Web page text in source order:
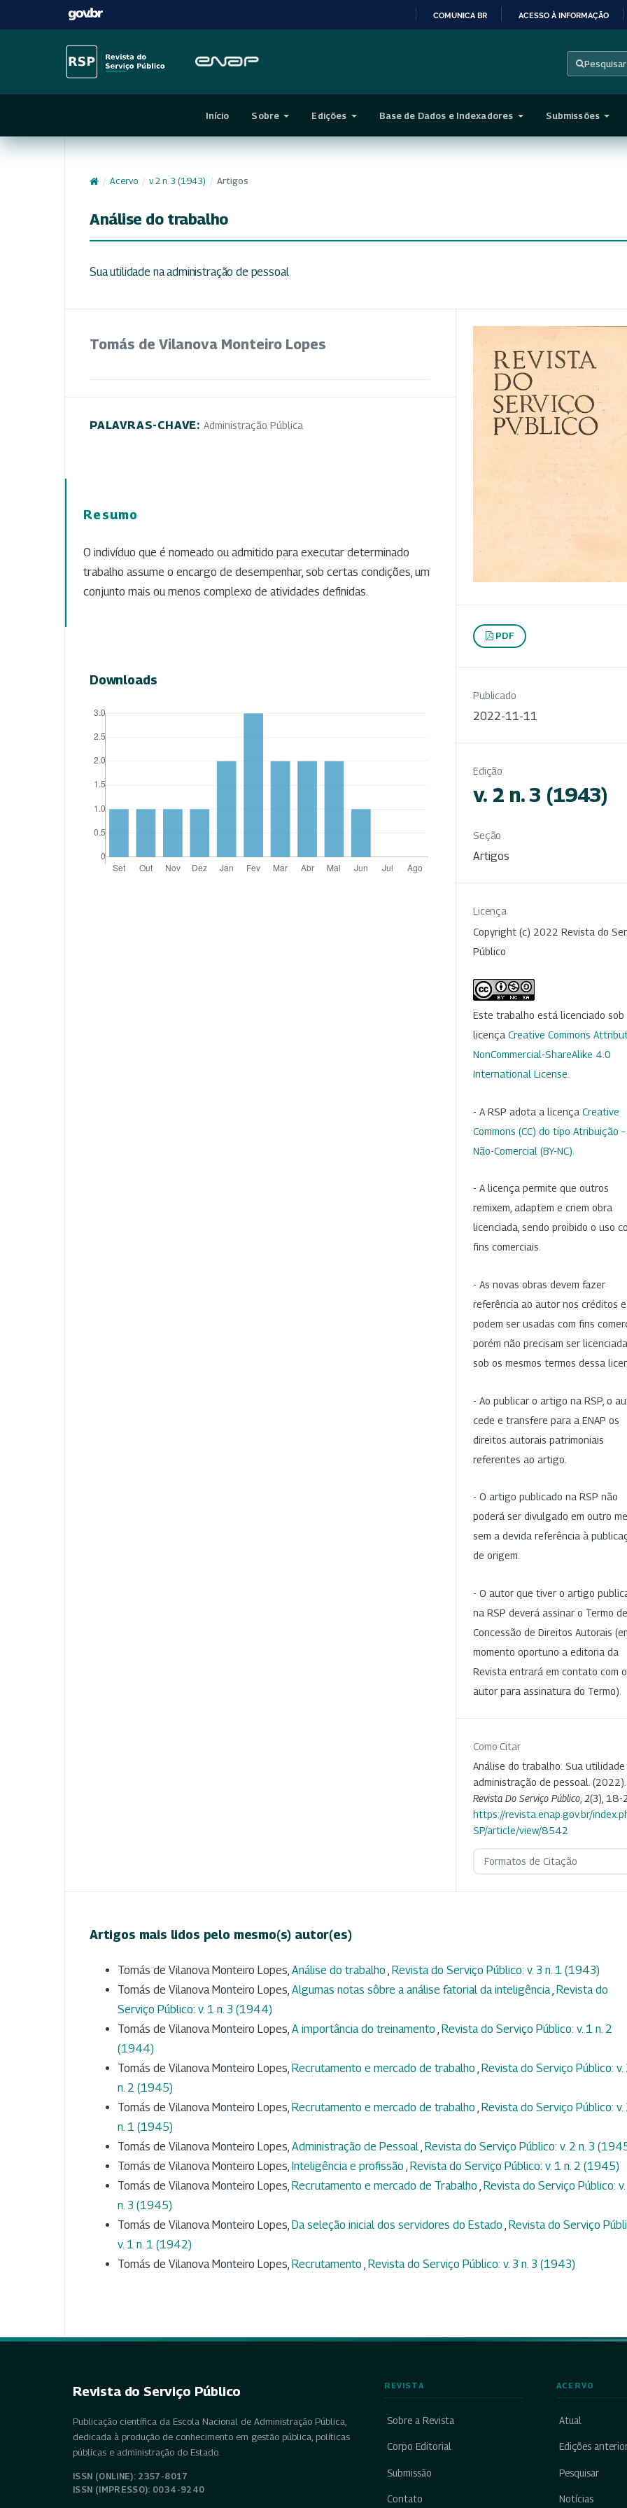
CONTEÚDO
COMUNICA BR ACESSO À INFORMAÇÃO
Pesquisar
Início Sobre Edições Base de Dados e Indexadores Submissões
/ Acervo / v. 2 n. 3 (1943) / Artigos
Análise do trabalho
Sua utilidade na administração de pessoal
Tomás de Vilanova Monteiro Lopes
PALAVRAS-CHAVE: Administração Pública
Resumo
O indivíduo que é nomeado ou admitido para executar determinado
trabalho assume o encargo de desempenhar, sob certas condições, um
conjunto mais ou menos complexo de atividades definidas.
Downloads
PDF
Publicado
2022-11-11
Edição
v. 2 n. 3 (1943)
Seção
Artigos
Licença
Copyright (c) 2022 Revista do
Público
Este trabalho está licenciado sob
licença Creative Commons
NonCommercial-ShareAlike 4.0
International License
- A RSP adota a licença Creative
Commons (CC) do tipo Atribuição –
Não-Comercial (BY-NC)
- A licença permite que outros
remixem, adaptem e criem obra
licenciada, sendo proibido o uso
fins comerciais.
- As novas obras devem fazer
referência ao autor nos créditos
podem ser usadas com fins
porém não precisam ser
sob os mesmos termos dessa
- Ao publicar o artigo na RSP, o
cede e transfere para a ENAP os
direitos autorais patrimoniais
referentes ao artigo.
- O artigo publicado na RSP não
poderá ser divulgado em outro
sem a devida referência à
de origem.
- O autor que tiver o artigo
na RSP deverá assinar o Termo de
Concessão de Direitos Autorais
momento oportuno a editoria da
Revista entrará em contato com o
autor para assinatura do Termo).
Como Citar
Análise do trabalho: Sua utilidade
administração de pessoal. (2022).
Revista Do Serviço Público 2(3), 18-
https://revista.enap.gov.br/
SP/article/view/8542
Formatos de Citação
Artigos mais lidos pelo mesmo(s) autor(es)
Tomás de Vilanova Monteiro Lopes, Análise do trabalho , Revista do Serviço Público: v. 3 n. 1 (1943)
Tomás de Vilanova Monteiro Lopes, Algumas notas sôbre a análise fatorial da inteligência, Revista do
Serviço Público: v. 1 n. 3 (1944)
Tomás de Vilanova Monteiro Lopes, A importância do treinamento , Revista do Serviço Público: v. 1 n. 2
(1944)
Tomás de Vilanova Monteiro Lopes, Recrutamento e mercado de trabalho , Revista do Serviço Público: v.
n. 2 (1945)
Tomás de Vilanova Monteiro Lopes, Recrutamento e mercado de trabalho , Revista do Serviço Público: v.
n. 1 (1945)
Tomás de Vilanova Monteiro Lopes, Administração de Pessoal, Revista do Serviço Público: v. 2 n. 3
Tomás de Vilanova Monteiro Lopes, Inteligência e profissão , Revista do Serviço Público: v. 1 n. 2 (1945)
Tomás de Vilanova Monteiro Lopes, Recrutamento e mercado de Trabalho , Revista do Serviço Público:
n. 3 (1945)
Tomás de Vilanova Monteiro Lopes, Da seleção inicial dos servidores do Estado , Revista do Serviço
v. 1 n. 1 (1942)
Tomás de Vilanova Monteiro Lopes, Recrutamento , Revista do Serviço Público: v. 3 n. 3 (1943)
Revista do Serviço Público
Publicação científica da Escola Nacional de Administração Pública,
dedicada à produção de conhecimento em gestão pública, políticas
públicas e administração do Estado.
ISSN (ONLINE): 2357-8017
ISSN (IMPRESSO): 0034-9240
REVISTA
Sobre a Revista
Corpo Editorial
Submissão
Contato
ACERVO
Atual
Edições
Pesquisar
Notícias